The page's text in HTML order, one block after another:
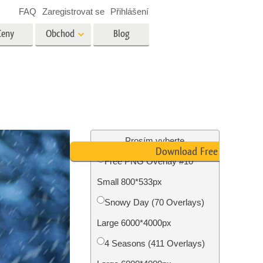
nemovitostí
Foto Obnovení Služby
Obchod Blog
FAQ Zaregistrovat se Přihlášení
Prosím vyberte
Free PNG Overlay #10
Small 800*533px
Snowy Day (70 Overlays)
Large 6000*4000px
4 Seasons (411 Overlays)
Download Free PNG